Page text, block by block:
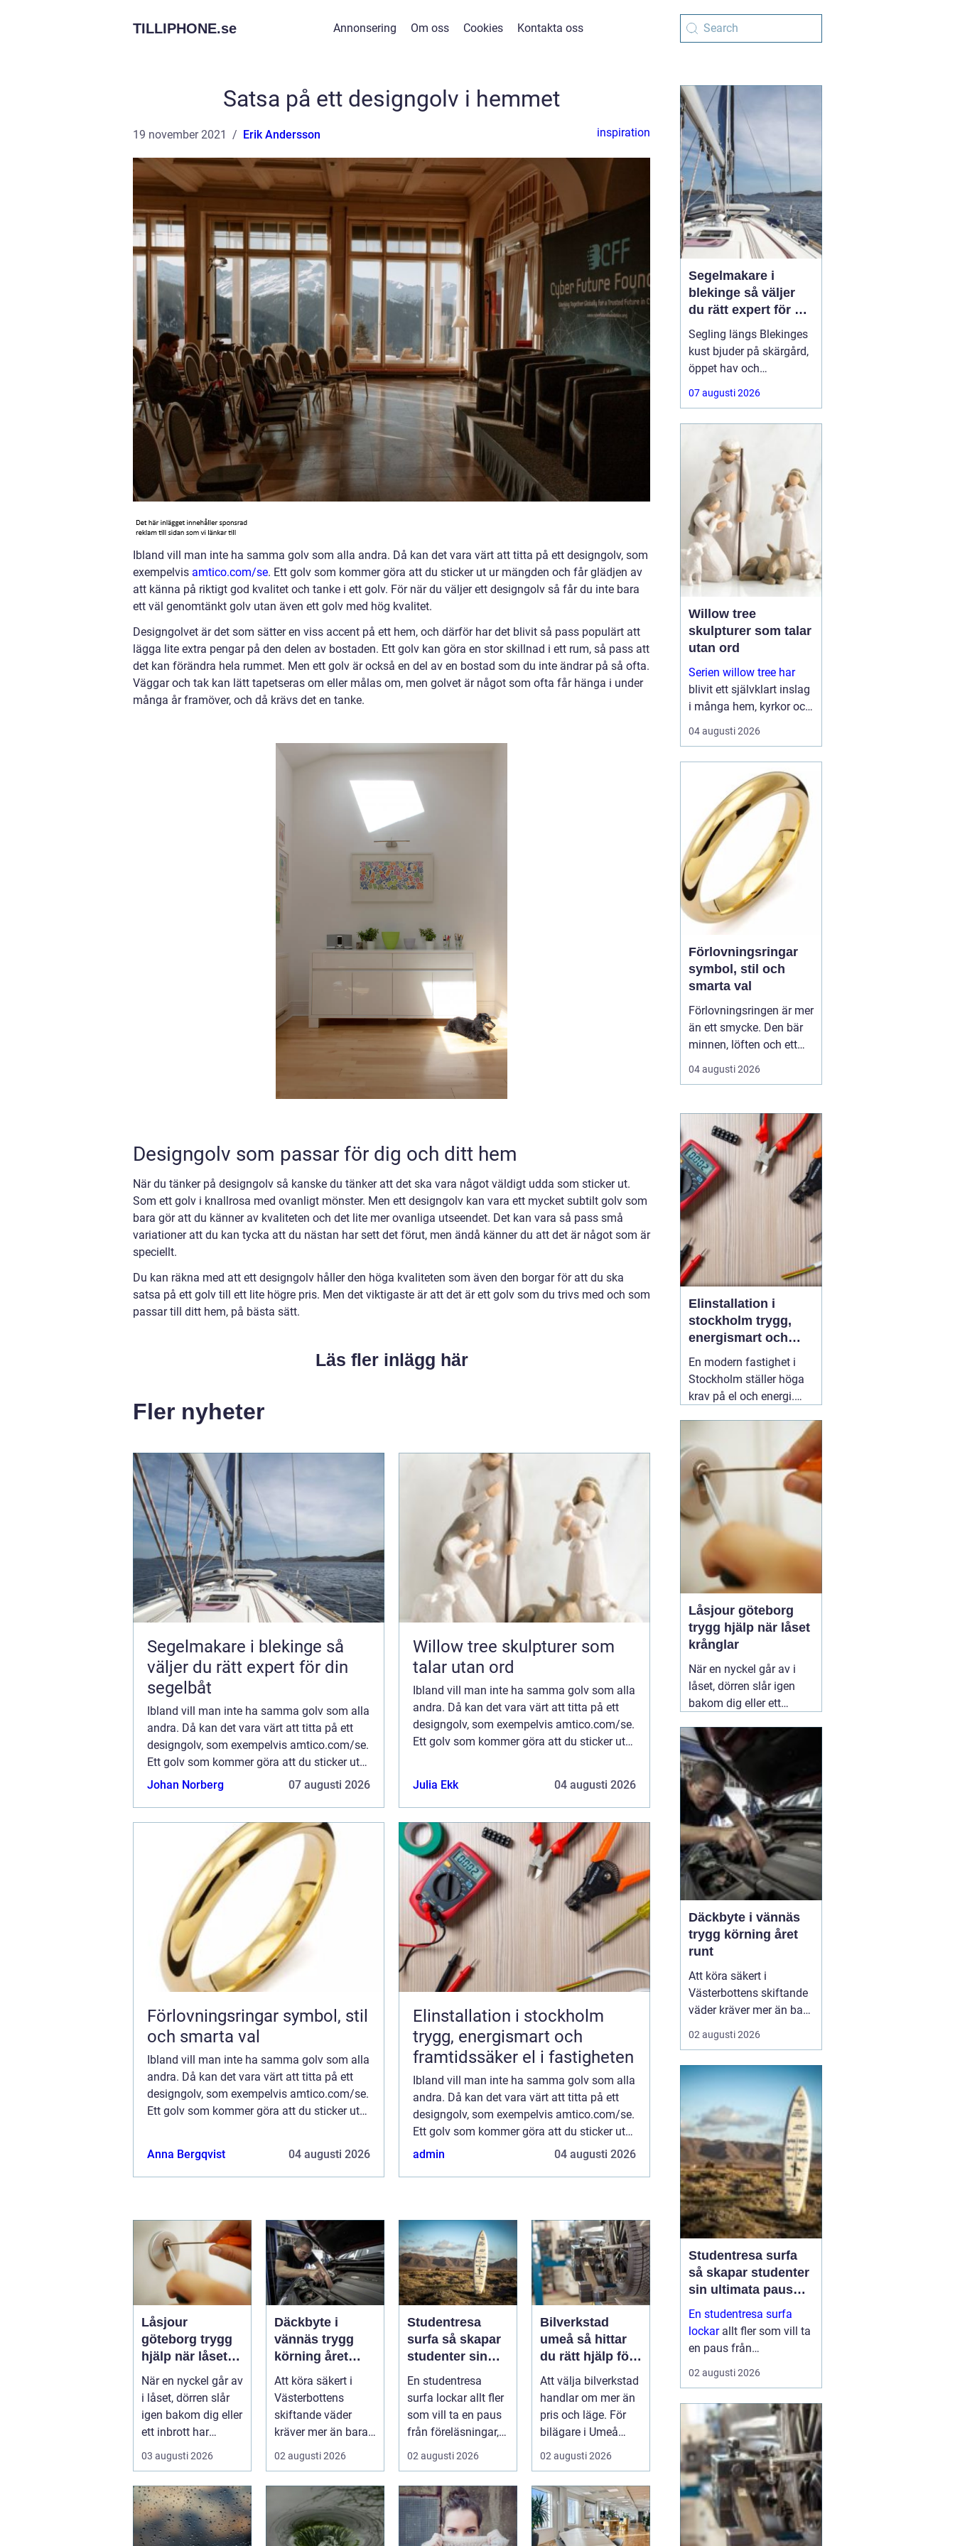
TILLIPHONE.se Annonsering Om oss Cookies Kontakta oss
Satsa på ett designgolv i hemmet
19 november 2021 Erik Andersson inspiration
Ibland vill man inte ha samma golv som alla andra. Då kan det vara värt att titta på ett designgolv, som
exempelvis amtico.com/se. Ett golv som kommer göra att du sticker ut ur mängden och får glädjen av
att känna på riktigt god kvalitet och tanke i ett golv. För när du väljer ett designgolv så får du inte bara
ett väl genomtänkt golv utan även ett golv med hög kvalitet.
Designgolvet är det som sätter en viss accent på ett hem, och därför har det blivit så pass populärt att
lägga lite extra pengar på den delen av bostaden. Ett golv kan göra en stor skillnad i ett rum, så pass att
det kan förändra hela rummet. Men ett golv är också en del av en bostad som du inte ändrar på så ofta.
Väggar och tak kan lätt tapetseras om eller målas om, men golvet är något som ofta får hänga i under
många år framöver, och då krävs det en tanke.
Designgolv som passar för dig och ditt hem
När du tänker på designgolv så kanske du tänker att det ska vara något väldigt udda som sticker ut.
Som ett golv i knallrosa med ovanligt mönster. Men ett designgolv kan vara ett mycket subtilt golv som
bara gör att du känner av kvaliteten och det lite mer ovanliga utseendet. Det kan vara så pass små
variationer att du kan tycka att du nästan har sett det förut, men ändå känner du att det är något som är
speciellt.
Du kan räkna med att ett designgolv håller den höga kvaliteten som även den borgar för att du ska
satsa på ett golv till ett lite högre pris. Men det viktigaste är att det är ett golv som du trivs med och som
passar till ditt hem, på bästa sätt.
Läs fler inlägg här
Fler nyheter
Segelmakare i blekinge så
väljer du rätt expert för din
segelbåt
Ibland vill man inte ha samma golv som alla
andra. Då kan det vara värt att titta på ett
designgolv, som exempelvis amtico.com/se.
Ett golv som kommer göra att du sticker ut
ur mängden och får glädjen av att känna på
Johan Norberg 07 augusti 2026
Willow tree skulpturer som
talar utan ord
Ibland vill man inte ha samma golv som alla
andra. Då kan det vara värt att titta på ett
designgolv, som exempelvis amtico.com/se.
Ett golv som kommer göra att du sticker ut
Julia Ekk 04 augusti 2026
Förlovningsringar symbol, stil
och smarta val
Ibland vill man inte ha samma golv som alla
andra. Då kan det vara värt att titta på ett
designgolv, som exempelvis amtico.com/se.
Ett golv som kommer göra att du sticker ut
Anna Bergqvist 04 augusti 2026
Elinstallation i stockholm
trygg, energismart och
framtidssäker el i fastigheten
Ibland vill man inte ha samma golv som alla
andra. Då kan det vara värt att titta på ett
designgolv, som exempelvis amtico.com/se.
Ett golv som kommer göra att du sticker ut
ur mängden och får glädjen av att känna på
admin 04 augusti 2026
Låsjour
göteborg trygg
hjälp när låset
krånglar
När en nyckel går av
i låset, dörren slår
igen bakom dig eller
ett inbrott har
skadat dörr och
karm,...
03 augusti 2026
Däckbyte i
vännäs trygg
körning året
runt
Att köra säkert i
Västerbottens
skiftande väder
kräver mer än bara
ett körkort och en
pålitlig bil. ...
02 augusti 2026
Studentresa
surfa så skapar
studenter sin
ultimata paus
från plugget
En studentresa
surfa lockar allt fler
som vill ta en paus
från föreläsningar,
tentaplugg och
sena kv...
02 augusti 2026
Bilverkstad
umeå så hittar
du rätt hjälp för
din bil
Att välja bilverkstad
handlar om mer än
pris och läge. För
bilägare i Umeå
väger trygghet,
tillgängl...
02 augusti 2026
Segelmakare i
blekinge så väljer
du rätt expert för din
segelbåt
Segling längs Blekinges
kust bjuder på skärgård,
öppet hav och
varierande vindar. För att
kunna njuta av allt detta
anpassade efter både
båt och besättning.
Många letar
07 augusti 2026
Willow tree
skulpturer som talar
utan ord
Serien willow tree har
blivit ett självklart inslag
i många hem, kyrkor och
arbetsrum. De stilla
figurerna utan ansikten
känslor. De uttrycker
kärlek, sorg, hopp och
tacksa...
04 augusti 2026
Förlovningsringar
symbol, stil och
smarta val
Förlovningsringen är mer
än ett smycke. Den bär
minnen, löften och ett
vardagsliv tillsammans.
Samtidigt innebär valet
vilket material håller
bäst, hur skiljer sig olika
stilar åt och hur hittar
man rätt storlek utan
stress? Med...
04 augusti 2026
Elinstallation i
stockholm trygg,
energismart och
framtidssäker el i
fastigheten
En modern fastighet i
Stockholm ställer höga
krav på el och energi.
kylanläggningar,
ventilation, laddboxar
och solcellsbatterier ska
fungera tillsammans
säkert, effektivt och utan
onödigt krångel. En04
augusti 2026
Låsjour göteborg
trygg hjälp när låset
krånglar
När en nyckel går av i
låset, dörren slår igen
bakom dig eller ett
och karm, uppstår ofta
stress och osäkerhet. I
den stunden spelar
klockslaget ingen roll du
behöver hjälp direkt. En
03 augusti 2026
Däckbyte i vännäs
trygg körning året
runt
Att köra säkert i
Västerbottens skiftande
väder kräver mer än bara
ett körkort och en pålitlig
bil. Däckens skick och
roll för både
bromssträcka, kontroll
och komfort. I en ort
som Vännäs, där
vintrarna ofta är långa
och vägar...
02 augusti 2026
Studentresa surfa
så skapar studenter
sin ultimata paus
från plugget
En studentresa surfa
lockarallt fler som vill ta
en paus från
föreläsningar, tentaplugg
och sena kvällar i
både fysisk utmaning
och mental
återhämtning, samtidigt
som ...
02 augusti 2026